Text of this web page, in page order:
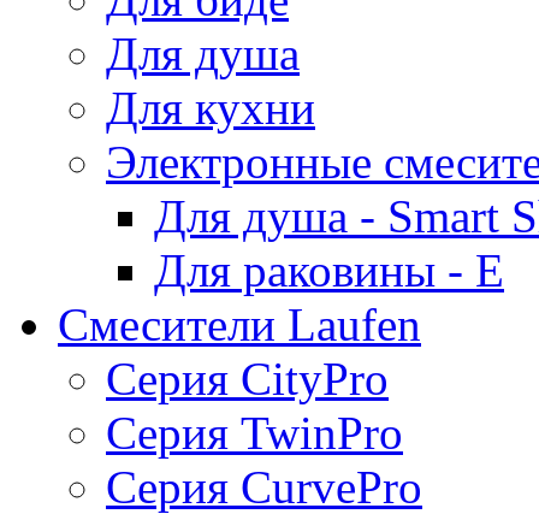
Для душа
Для кухни
Электронные
Для душа - Smart
Для раковины - E
Смесители Laufen
Серия CityPro
Серия TwinPro
Серия CurvePro